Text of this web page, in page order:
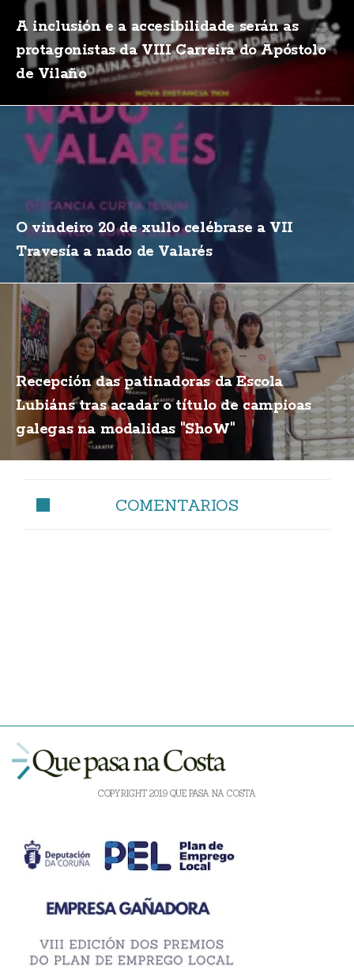
A inclusión e a accesibilidade serán as
protagonistas da VIII Carreira do Apóstolo
de Vilaño
O vindeiro 20 de xullo celébrase a VII
Travesía a nado de Valarés
Recepción das patinadoras da Escola
Lubiáns tras acadar o título de campioas
galegas na modalidas "ShoW"
COMENTARIOS
COPYRIGHT 2019 QUE PASA NA COSTA